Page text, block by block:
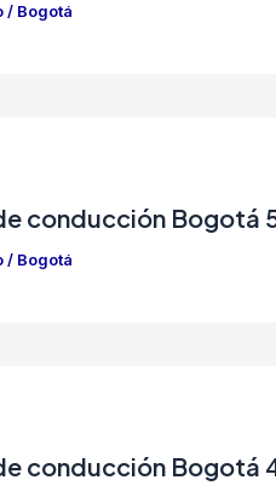
/ Bogotá
conducción Bogotá
/ Bogotá
conducción Bogotá